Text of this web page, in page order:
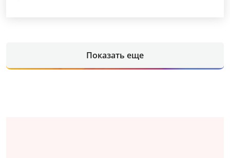
Показать еще